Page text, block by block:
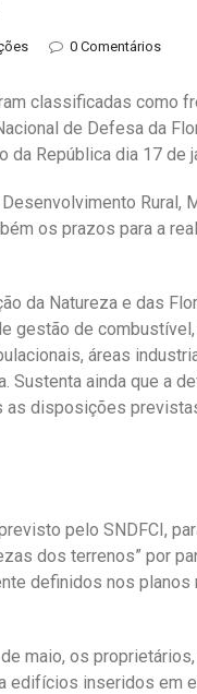
0 Comentários
classificadas como
de Defesa da
da República dia 17 de
Rural,
os prazos para a
da Natureza e das
gestão de
áreas
Sustenta ainda que a
disposições
pelo SNDFCI,
dos terrenos” por
definidos nos
maio, os
edifícios inseridos em